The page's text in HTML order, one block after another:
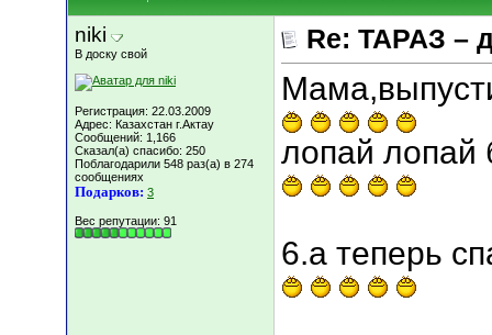
niki
В доску свой
Регистрация: 22.03.2009
Адрес: Казахстан г.Актау
Сообщений: 1,166
Сказал(а) спасибо: 250
Поблагодарили 548 раз(а) в 274
сообщениях
Подарков: 3
Вес репутации: 91
Re: ТАРАЗ –
лопай лопай
6.а теперь